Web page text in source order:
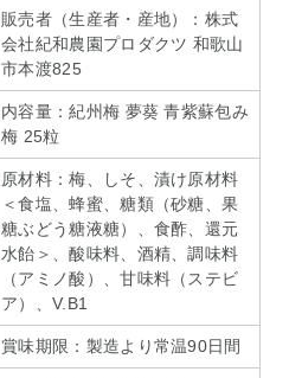
販売者（生産者・産地）：株式
会社紀和農園プロダクツ 和歌山
市本渡825
内容量：紀州梅 夢葵 青紫蘇包み
梅 25粒
原材料：梅、しそ、漬け原材料
＜食塩、蜂蜜、糖類（砂糖、果
糖ぶどう糖液糖）、食酢、還元
水飴＞、酸味料、酒精、調味料
（アミノ酸）、甘味料（ステビ
ア）、V.B1
賞味期限：製造より常温90日間